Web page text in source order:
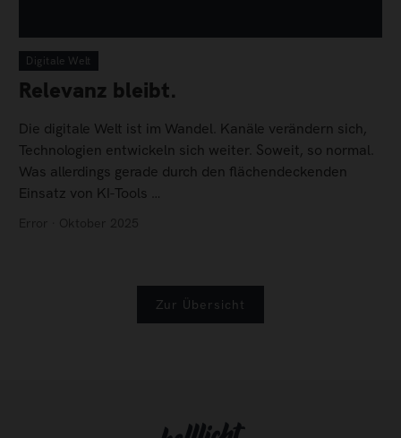
Digitale Welt
Relevanz bleibt.
Die digitale Welt ist im Wandel. Kanäle verändern sich,
Technologien entwickeln sich weiter. Soweit, so normal.
Was allerdings gerade durch den flächendeckenden
Einsatz von KI-Tools …
Zur Übersicht